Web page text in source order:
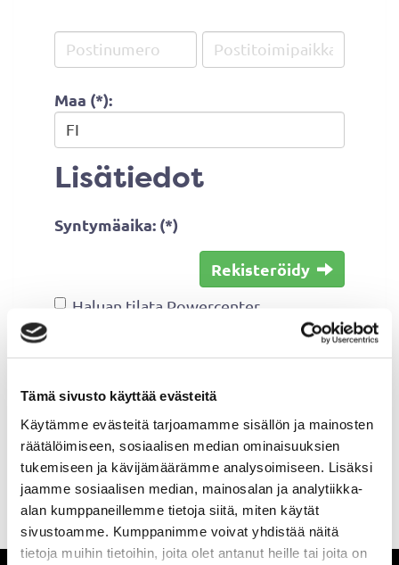
Tämä sivusto käyttää evästeitä
Käytämme evästeitä tarjoamamme sisällön ja mainosten
räätälöimiseen, sosiaalisen median ominaisuuksien
tukemiseen ja kävijämäärämme analysoimiseen. Lisäksi
jaamme sosiaalisen median, mainosalan ja analytiikka-
alan kumppaneillemme tietoja siitä, miten käytät
sivustoamme. Kumppanimme voivat yhdistää näitä
tietoja muihin tietoihin, joita olet antanut heille tai joita on
Maa (*):
Lisätiedot
Syntymäaika: (*)
Rekisteröidy
Haluan tilata Powercenter
(*) Tieto on pakollinen